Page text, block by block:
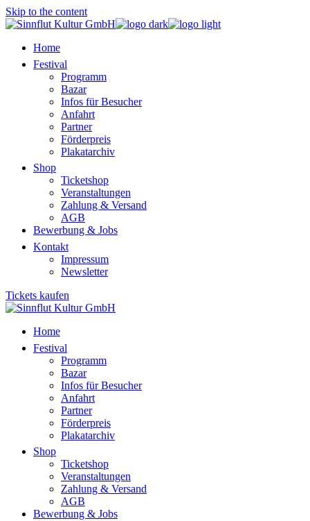
Skip to the content
Home
Festival
Programm
Bazar
Infos für Besucher
Anfahrt
Partner
Förderpreis
Plakatarchiv
Shop
Ticketshop
Veranstaltungen
Zahlung & Versand
AGB
Bewerbung & Jobs
Kontakt
Impressum
Newsletter
Tickets kaufen
Home
Festival
Programm
Bazar
Infos für Besucher
Anfahrt
Partner
Förderpreis
Plakatarchiv
Shop
Ticketshop
Veranstaltungen
Zahlung & Versand
AGB
Bewerbung & Jobs